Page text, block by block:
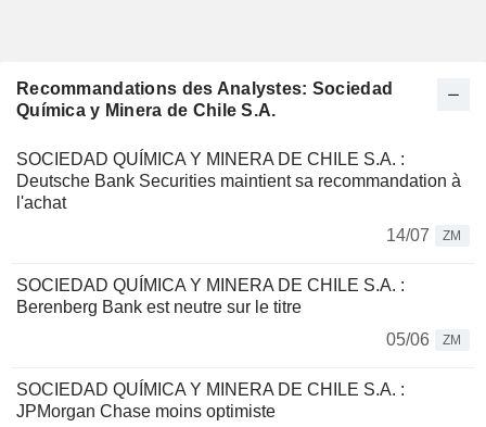
Recommandations des Analystes: Sociedad
Química y Minera de Chile S.A.
SOCIEDAD QUÍMICA Y MINERA DE CHILE S.A. :
Deutsche Bank Securities maintient sa recommandation à
l'achat
14/07
ZM
SOCIEDAD QUÍMICA Y MINERA DE CHILE S.A. :
Berenberg Bank est neutre sur le titre
05/06
ZM
SOCIEDAD QUÍMICA Y MINERA DE CHILE S.A. :
JPMorgan Chase moins optimiste